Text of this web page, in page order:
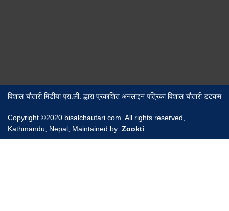
विशाल चौतारी मिडीया प्रा.ली. द्धारा प्रकाशित अनलाइन पत्रिका विशाल चौतारी डटकम
Copyright ©2020 bisalchautari.com. All rights reserved,
Kathmandu, Nepal, Maintained by: Zookti